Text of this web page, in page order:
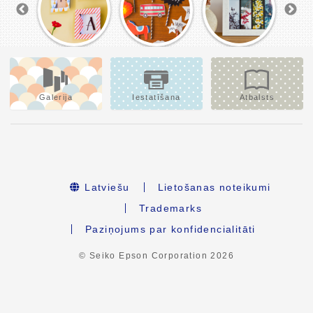
Galerija Iestatīšana Atbalsts
Latviešu
Lietošanas noteikumi
Trademarks
Paziņojums par konfidencialitāti
© Seiko Epson Corporation2026